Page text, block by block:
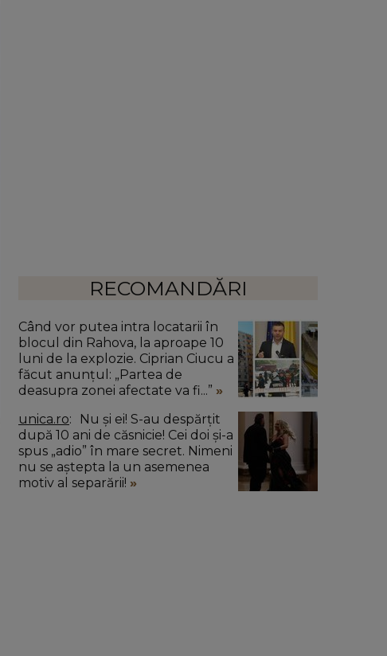
RECOMANDĂRI
Când vor putea intra locatarii în
blocul din Rahova, la aproape 10
luni de la explozie. Ciprian Ciucu a
făcut anunțul: „Partea de
deasupra zonei afectate va fi...”
unica.ro
după 10 ani de căsnicie! Cei doi și-a
spus „adio” în mare secret. Nimeni
nu se aștepta la un asemenea
motiv al separării!